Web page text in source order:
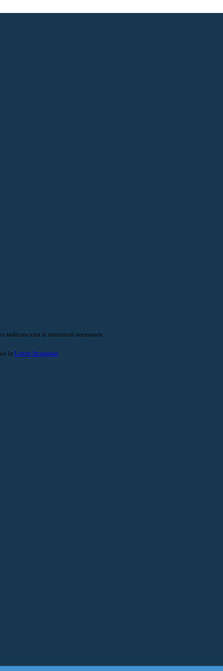
indicato con le istruzioni necessarie.
la Login Spaggiari